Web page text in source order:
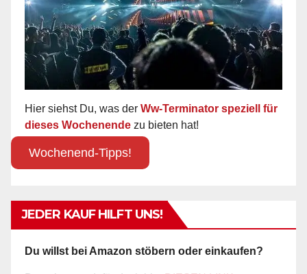
Hier siehst Du, was der Ww-Terminator speziell für
dieses Wochenende zu bieten hat!
Wochenend-Tipps!
JEDER KAUF HILFT UNS!
Du willst bei Amazon stöbern oder einkaufen?